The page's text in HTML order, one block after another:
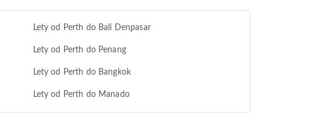
Lety od Perth do Bali Denpasar
Lety od Perth do Penang
Lety od Perth do Bangkok
Lety od Perth do Manado